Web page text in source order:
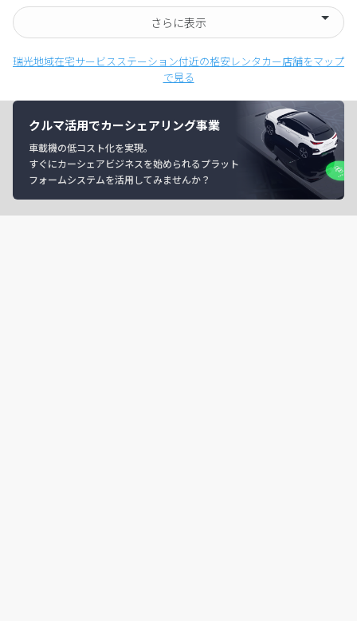
さらに表示
瑞光地域在宅サービスステーション付近の格安レンタカー店舗をマップ
で見る
クルマ活用でカーシェアリング事業
車載機の低コスト化を実現。
すぐにカーシェアビジネスを始められるプラット
フォームシステムを活用してみませんか？